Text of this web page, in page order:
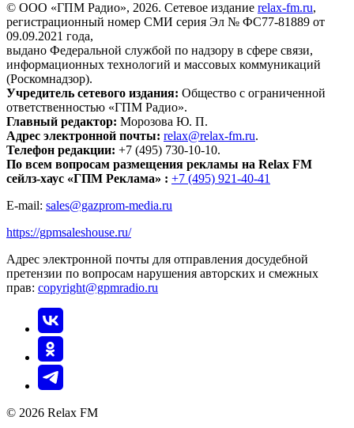
© ООО «ГПМ Радио», 2026. Сетевое издание relax-fm.ru,
регистрационный номер СМИ серия Эл № ФС77-81889 от
09.09.2021 года,
выдано Федеральной службой по надзору в сфере связи,
информационных технологий и массовых коммуникаций
(Роскомнадзор).
Учредитель сетевого издания: Общество с ограниченной
ответственностью «ГПМ Радио».
Главный редактор: Морозова Ю. П.
Адрес электронной почты: relax@relax-fm.ru.
Телефон редакции: +7 (495) 730-10-10.
По всем вопросам размещения рекламы на Relax FM
сейлз-хаус «ГПМ Реклама» : +7 (495) 921-40-41
E-mail: sales@gazprom-media.ru
https://gpmsaleshouse.ru/
Адрес электронной почты для отправления досудебной
претензии по вопросам нарушения авторских и смежных
прав: copyright@gpmradio.ru
© 2026 Relax FM